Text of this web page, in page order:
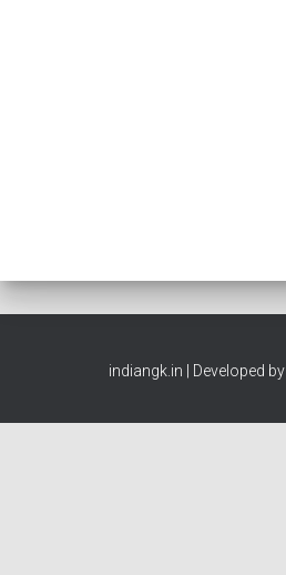
indiangk.in | Developed by